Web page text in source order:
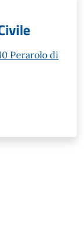
Perarolo di